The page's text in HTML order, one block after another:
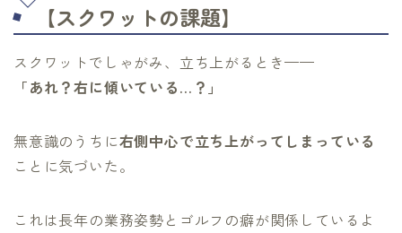
【スクワットの課題】
スクワットでしゃがみ、立ち上がるとき——
「あれ？右に傾いている…？」
無意識のうちに右側中心で立ち上がってしまっている
ことに気づいた。
これは長年の業務姿勢とゴルフの癖が関係しているよ